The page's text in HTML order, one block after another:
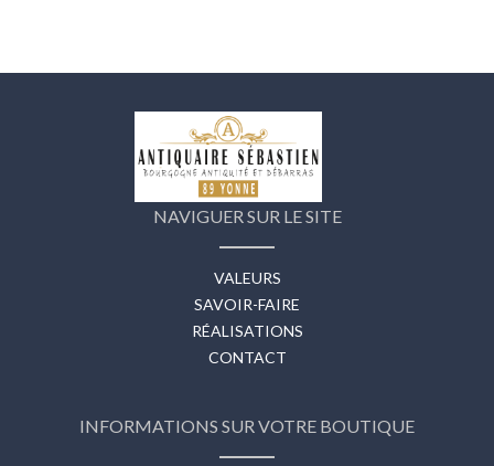
NAVIGUER SUR LE SITE
VALEURS
SAVOIR-FAIRE
RÉALISATIONS
CONTACT
INFORMATIONS SUR VOTRE BOUTIQUE